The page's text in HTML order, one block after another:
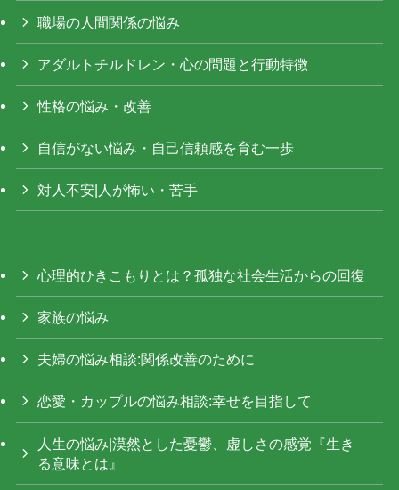
職場の人間関係の悩み
アダルトチルドレン・心の問題と行動特徴
性格の悩み・改善
自信がない悩み・自己信頼感を育む一歩
対人不安|人が怖い・苦手
心理的ひきこもりとは？孤独な社会生活からの回復
家族の悩み
夫婦の悩み相談:関係改善のために
恋愛・カップルの悩み相談:幸せを目指して
人生の悩み|漠然とした憂鬱、虚しさの感覚『生き
る意味とは』